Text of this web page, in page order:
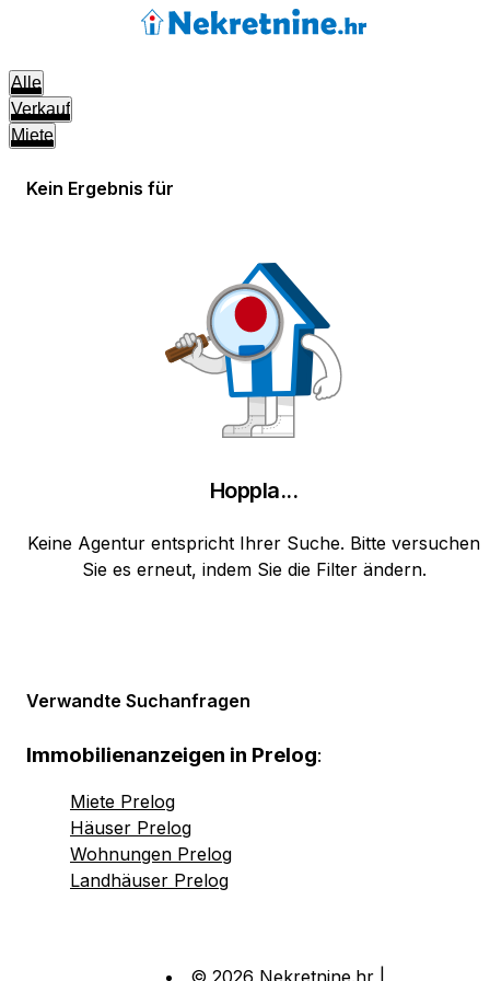
Alle
Verkauf
Miete
Kein Ergebnis für
Hoppla...
Keine Agentur entspricht Ihrer Suche. Bitte versuchen
Sie es erneut, indem Sie die Filter ändern.
Verwandte Suchanfragen
Immobilienanzeigen in Prelog:
Miete Prelog
Häuser Prelog
Wohnungen Prelog
Landhäuser Prelog
© 2026 Nekretnine.hr |